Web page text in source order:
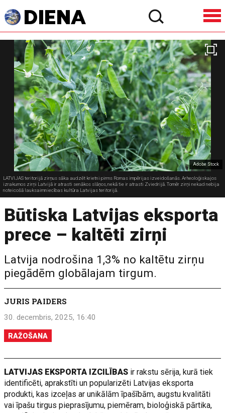
Adobe Stock
LATVIJAS teritorijā zirņus sāka audzēt krietni pirms Romas impērijas izveidošanās. Arheoloģiskajos
izrakumos zirņi Latvijā ir atrasti senākos slāņos, nekā tie ir atrasti Zviedrijā. Tomēr zirņi nekad nebija
noteicošā lauksaimniecības kultūra Latvijas teritorijā.
Būtiska Latvijas eksporta
prece – kaltēti zirņi
Latvija nodrošina 1,3% no kaltētu zirņu
piegādēm globālajam tirgum.
JURIS PAIDERS
30. decembris, 2025, 16:40
RAŽOŠANA
LATVIJAS EKSPORTA IZCILĪBAS ir rakstu sērija, kurā tiek
identificēti, aprakstīti un popularizēti Latvijas eksporta
produkti, kas izceļas ar unikālām īpašībām, augstu kvalitāti
vai īpašu tirgus pieprasījumu, piemēram, bioloģiskā pārtika,